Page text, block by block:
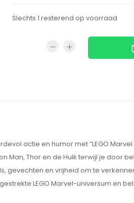
Slechts 1 resterend op voorraad
actie en humor met “LEGO Marvel
Man, Thor en de Hulk terwijl je door
gevechten en vrijheid om te
LEGO Marvel-universum en